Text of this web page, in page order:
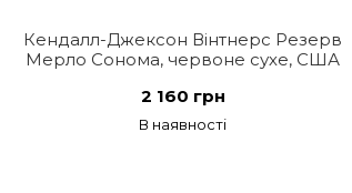
Кендалл-Джексон Вінтнерс Резерв
Мерло Сонома, червоне сухе, США
2 160 грн
В наявності